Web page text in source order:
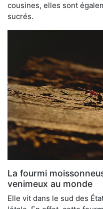
cousines, elles sont
sucrés.
La fourmi
venimeux au monde
Elle vit dans le sud des